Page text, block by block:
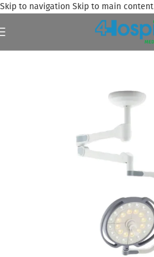
Skip to navigation Skip to main content